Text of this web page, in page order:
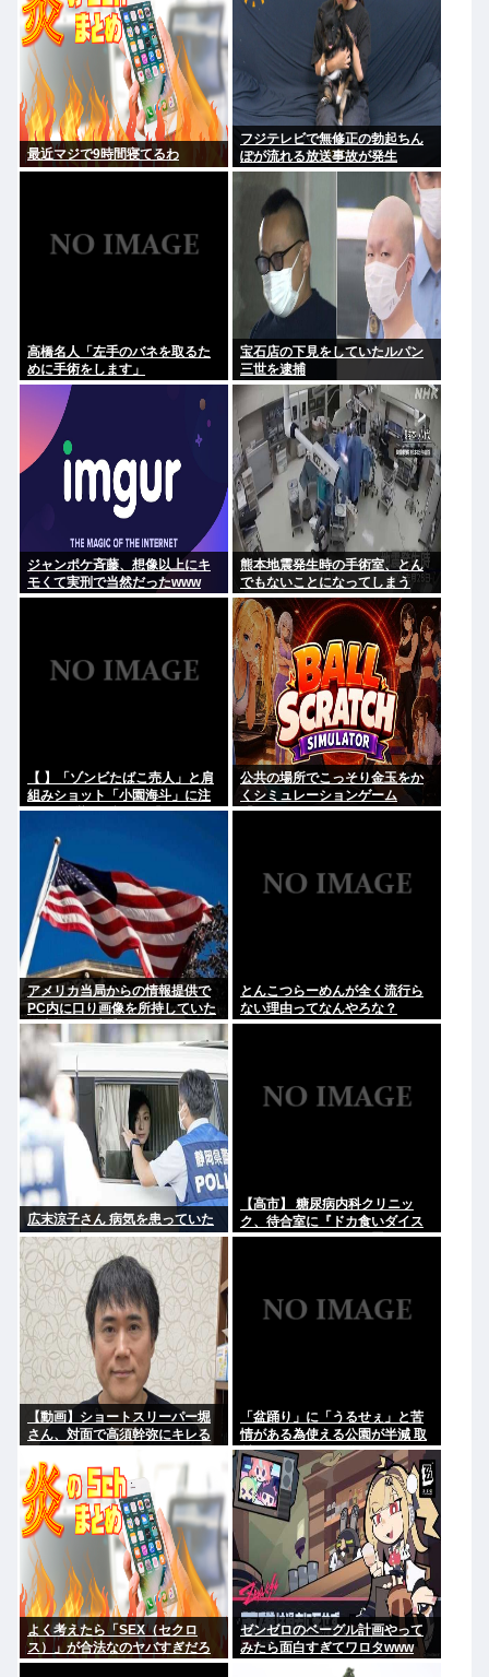
最近マジで9時間寝てるわ
フジテレビで無修正の勃起ちん
ぽが流れる放送事故が発生
高橋名人「左手のバネを取るた
めに手術をします」
宝石店の下見をしていたルパン
三世を逮捕
ジャンポケ斉藤、想像以上にキ
モくて実刑で当然だったwww
熊本地震発生時の手術室、とん
でもないことになってしまう
www
【 】「ゾンビたばこ売人」と肩
組みショット「小園海斗」に注
がれる”厳しい視線” 「レギュラ
公共の場所でこっそり金玉をか
くシミュレーションゲーム
「Ball Scratch Simulator」が
アメリカ当局からの情報提供で
PC内に口り画像を所持していた
日本人男を逮捕
とんこつらーめんが全く流行ら
ない理由ってなんやろな？
広末涼子さん 病気を患っていた
【高市】 糖尿病内科クリニッ
ク、待合室に『ドカ食いダイス
キ！もちづきさん』を置いてし
【動画】ショートスリーパー堀
さん、対面で高須幹弥にキレる
「盆踊り」に「うるせぇ」と苦
情がある為使える公園が半減 取
材ではうるさいと答える住民は
おらず こどおじみたいのが電話
してんだろな
よく考えたら「SEX（セクロ
ス）」が合法なのヤバすぎだろ
ゼンゼロのベーグル計画やって
みたら面白すぎてワロタwww